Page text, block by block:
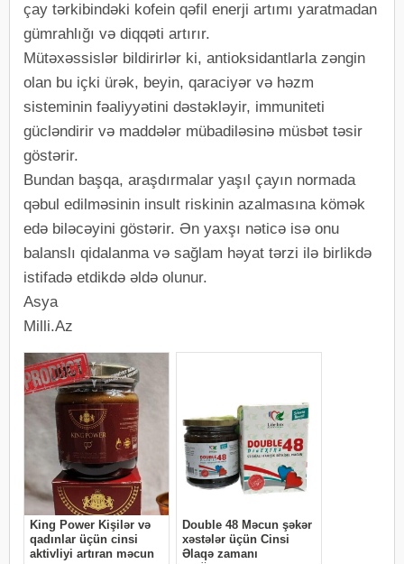
çay tərkibindəki kofein qəfil enerji artımı yaratmadan
gümrahlığı və diqqəti artırır.
Mütəxəssislər bildirirlər ki, antioksidantlarla zəngin
olan bu içki ürək, beyin, qaraciyər və həzm
sisteminin fəaliyyətini dəstəkləyir, immuniteti
gücləndirir və maddələr mübadiləsinə müsbət təsir
göstərir.
Bundan başqa, araşdırmalar yaşıl çayın normada
qəbul edilməsinin insult riskinin azalmasına kömək
edə biləcəyini göstərir. Ən yaxşı nəticə isə onu
balanslı qidalanma və sağlam həyat tərzi ilə birlikdə
istifadə etdikdə əldə olunur.
Asya
Milli.Az